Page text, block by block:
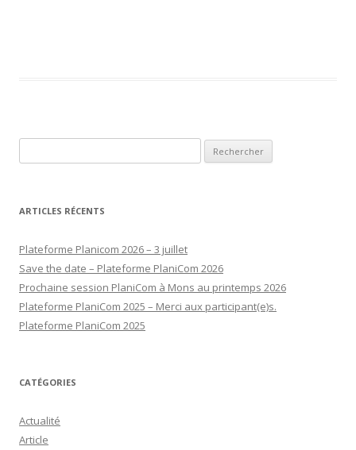
ARTICLES RÉCENTS
Plateforme Planicom 2026 – 3 juillet
Save the date – Plateforme PlaniCom 2026
Prochaine session PlaniCom à Mons au printemps 2026
Plateforme PlaniCom 2025 – Merci aux participant(e)s.
Plateforme PlaniCom 2025
CATÉGORIES
Actualité
Article